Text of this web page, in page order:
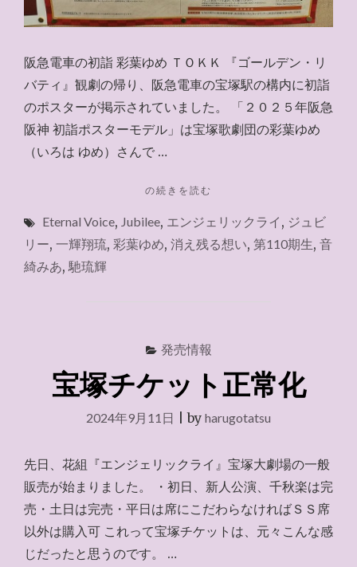
阪急電車の初詣 彩葉ゆめ ＴＯＫＫ 『ゴールデン・リ
バティ』観劇の帰り、阪急電車の宝塚駅の構内に初詣
のポスターが掲示されていました。 「２０２５年阪急
阪神 初詣ポスターモデル」は宝塚歌劇団の彩葉ゆめ
（いろは ゆめ）さんで …
"阪
阪
神
モ
デ
ル
年）"
の続きを読む
Eternal Voice, Jubilee, エンジェリックライ , ジュビ
リー, 一輝翔琉, 彩葉ゆめ, 消え残る想い, 第110期生, 音
綺みあ,馳琉輝
発売情報
宝塚チケット正常化
2024年9月11日 |by harugotatsu
先日、花組『エンジェリックライ』宝塚大劇場の一般
販売が始まりました。 ・初日、新人公演、千秋楽は完
売・土日は完売・平日は席にこだわらなければＳＳ席
以外は購入可 これって宝塚チケットは、元々こんな感
じだったと思うのです。 …